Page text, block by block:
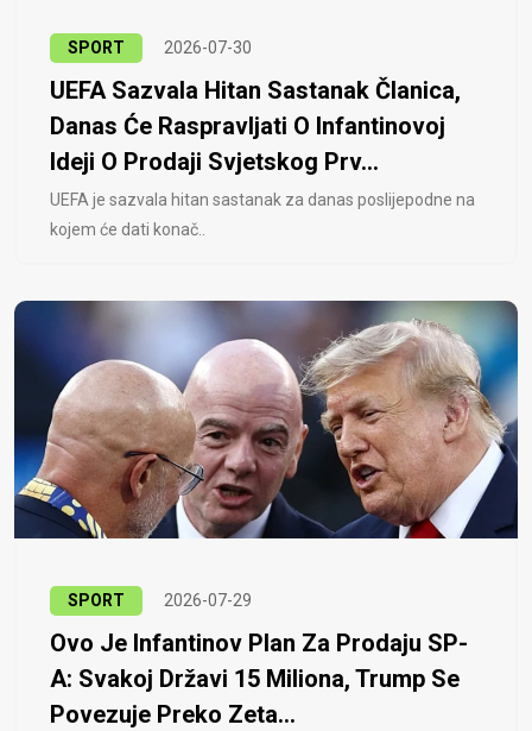
SPORT 2026-07-30
UEFA Sazvala Hitan Sastanak Članica,
Danas Će Raspravljati O Infantinovoj
Ideji O Prodaji Svjetskog Prv...
UEFA je sazvala hitan sastanak za danas poslijepodne na
kojem će dati konač..
SPORT 2026-07-29
Ovo Je Infantinov Plan Za Prodaju SP-
A: Svakoj Državi 15 Miliona, Trump Se
Povezuje Preko Zeta...